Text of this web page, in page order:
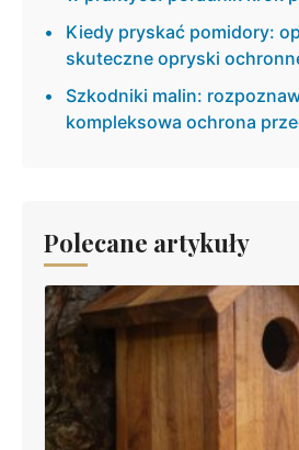
Kiedy pryskać pomidory:
skuteczne opryski
Szkodniki malin:
kompleksowa ochrona
Polecane artykuły